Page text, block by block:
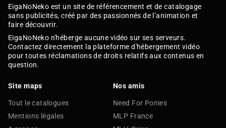
EigaNoNeko est un site de référencement et de catalogage
sans publicités, créé par des passionnés de l’animation et
faire découvrir.
EigaNoNeko n'héberge aucune vidéo sur ses serveurs.
Contactez directement la plateforme d'hébergement vidéo
pour toutes réclamations de droits relatifs aux contenus en
question.
Site maps
Tout le catalogues
Mentions légales
Nos amis
Need For Ponies
MLP France